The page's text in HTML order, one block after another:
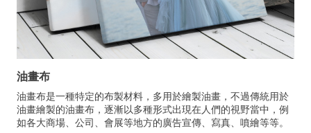
油畫布
油畫布是一種特定的布製材料，多用於繪製油畫，不過傳統用於
油畫繪製的油畫布，逐漸以多種形式出現在人們的視野當中，例
如各大商場、公司、會展等地方的廣告宣傳、寫真、噴繪等等。